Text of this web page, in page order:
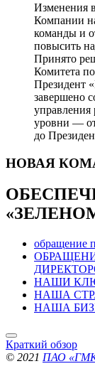
Изменения
Компании
команды и
повысить
Принято
Комитета
Президент
завершено
управления
уровни — от
до
НОВАЯ
обращение
НАШИ
НАША
НАША
Краткий обзор
© 2021 ПАО «ГМК